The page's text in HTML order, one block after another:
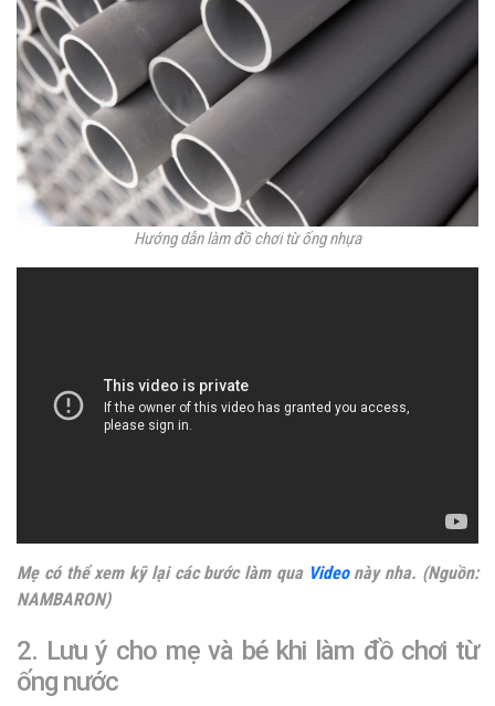
Hướng dẫn làm đồ chơi từ ống nhựa
Mẹ có thể xem kỹ lại các bước làm qua Videonày nha. (Nguồn:
NAMBARON)
2. Lưu ý cho mẹ và bé khi làm đồ chơi từ
ống nước